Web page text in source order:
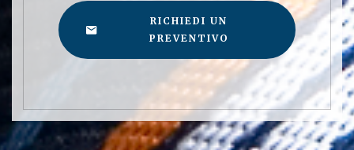
RICHIEDI UN
PREVENTIVO